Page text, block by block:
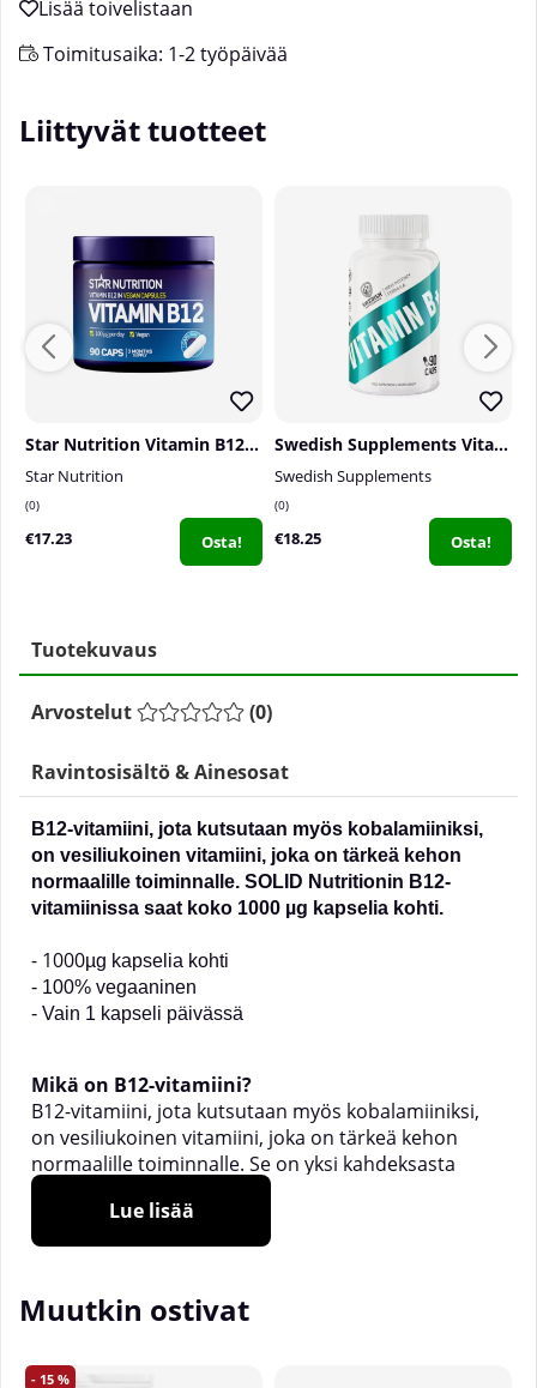
Toimitusaika: 1-2 työpäivää
Liittyvät tuotteet
Star Nutrition Vitamin B12, 90 caps
Star Nutrition
0
€17.23 Osta!
Swedish Supplements Vitamin B+, 90 caps
Swedish Supplements
0
€18.25 Osta!
Tuotekuvaus
Arvostelut (0)
Ravintosisältö & Ainesosat
B12-vitamiini, jota kutsutaan myös kobalamiiniksi,
on vesiliukoinen vitamiini, joka on tärkeä kehon
normaalille toiminnalle. SOLID Nutritionin B12-
vitamiinissa saat koko 1000 µg kapselia kohti.
- 1000µg kapselia kohti
- 100% vegaaninen
- Vain 1 kapseli päivässä
Mikä on B12-vitamiini?
B12-vitamiini, jota kutsutaan myös kobalamiiniksi,
on vesiliukoinen vitamiini, joka on tärkeä kehon
normaalille toiminnalle. Se on yksi kahdeksasta
erilaisesta B-vitamiinista ja on ainutlaatuinen, koska
se sisältää olennaista mineraalia, kobolttia. B12-
vitamiini osallistuu useisiin biokemiallisiin
punasolujen tuotantoa ja hermoston toimintaa. On
myös huomionarvoista, että B12-vitamiini on
voi tuottaa sitä itse ja sen on oltava peräisin
Lue lisää
Muutkin ostivat
15